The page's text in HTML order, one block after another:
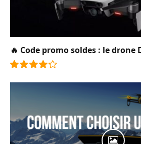
🔥 Code promo soldes : le drone
8.6